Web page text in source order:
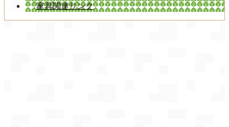
家具関連リンク